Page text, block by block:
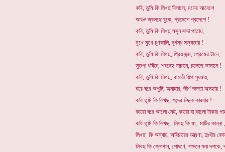
কবি, তুমি কি লিখছ বিলাসে, মনের আবেশে
আগুন জ্বলছে বুকে, প্রদেশে প্রদেশে !
কবি, তুমি কি লিখছ মসৃন সাদা পাতায়,
মুখে মুখে চূণকালি, দূর্গন্ধ সভ্যতায় !
কবি, তুমি কি লিখছ, প্রিয় জন্ম, প্রেমের টানে,
সুতপা ধর্ষিতা, শবদেহ মাচানে, চলেছে ভাসানে !
কবি, তুমি কি লিখছ, বাহারী শিল্প সুষমায়,
ঘরে ঘরে অপুষ্টি, অনাহার, জীর্ণ জনতা অসহায় !
কবি তুমি কি লিখছ, শব্দের নিছক কারবার !
কারো ঘরে আলো নেই, কারো বা কালো টাকার
কবি তুমি কি লিখছ, লিখছ কি মা, মাটির কান্না ,
লিখছ কি অন্যায়, অবিচারের যন্ত্রণা, দুঃখীর
লিখছ কি শ্লোগান, শোষণে, শাসনে ক্ষয় দশকে,